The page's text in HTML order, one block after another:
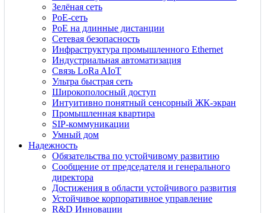
Зелёная сеть
PoE-сеть
PoE на длинные дистанции
Сетевая безопасность
Инфраструктура промышленного Ethernet
Индустриальная автоматизация
Связь LoRa AIoT
Ультра быстрая сеть
Широкополосный доступ
Интуитивно понятный сенсорный ЖК-экран
Промышленная квартира
SIP-коммуникации
Умный дом
Надежность
Обязательства по устойчивому развитию
Сообщение от председателя и генерального
директора
Достижения в области устойчивого развития
Устойчивое корпоративное управление
R&D Инновации